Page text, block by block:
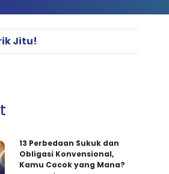
Jitu!
13 Perbedaan Sukuk dan
Obligasi Konvensional,
Kamu Cocok yang Mana?